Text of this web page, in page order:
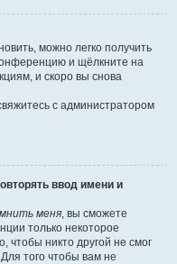
можно легко получить
и щёлкните на
и скоро вы снова
с администратором
ввод имени и
меня, вы сможете
только некоторое
чтобы никто другой не смог
того чтобы вам не